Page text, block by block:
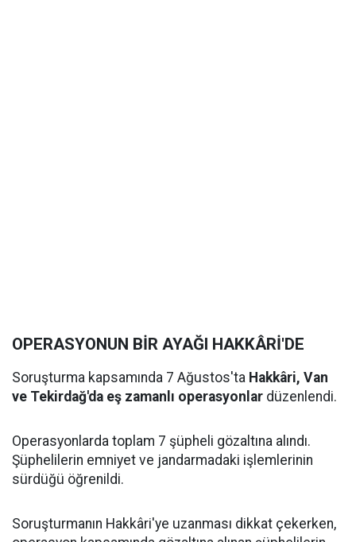
OPERASYONUN BİR AYAĞI HAKKÂRİ'DE
Soruşturma kapsamında 7 Ağustos'ta Hakkâri, Van
ve Tekirdağ'da eş zamanlı operasyonlar düzenlendi.
Operasyonlarda toplam 7 şüpheli gözaltına alındı.
Şüphelilerin emniyet ve jandarmadaki işlemlerinin
sürdüğü öğrenildi.
Soruşturmanın Hakkâri'ye uzanması dikkat çekerken,